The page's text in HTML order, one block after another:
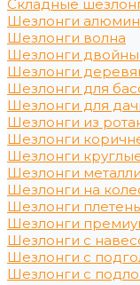
Складные
Шезлонги
Шезлонги волна
Шезлонги
Шезлонги
Шезлонги для
Шезлонги для
Шезлонги из
Шезлонги
Шезлонги
Шезлонги
Шезлонги на
Шезлонги
Шезлонги
Шезлонги с
Шезлонги с
Шезлонги с